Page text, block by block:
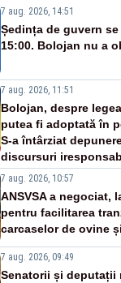
7 aug. 2026, 14:51
Ședința de guvern
15:00. Bolojan nu a
7 aug. 2026, 11:51
Bolojan, despre
putea fi adoptată în
S-a întârziat
discursuri
7 aug. 2026, 10:57
ANSVSA a negociat,
pentru facilitarea
carcaselor de ovine
7 aug. 2026, 09:49
Senatorii și deputații